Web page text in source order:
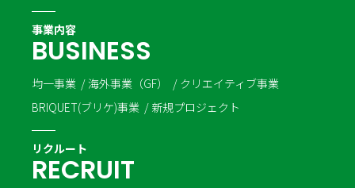
事業内容
BUSINESS
均一事業 海外事業（GF）
クリエイティブ事業
BRIQUET(ブリケ)事業
新規プロジェクト
リクルート
RECRUIT